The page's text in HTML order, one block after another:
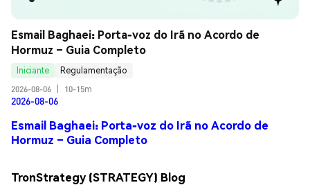
Esmail Baghaei: Porta-voz do Irã no Acordo de
Hormuz – Guia Completo
Iniciante
Regulamentação
2026-08-06
10-15m
2026-08-06
Esmail Baghaei: Porta-voz do Irã no Acordo de
Hormuz – Guia Completo
TronStrategy (STRATEGY) Blog